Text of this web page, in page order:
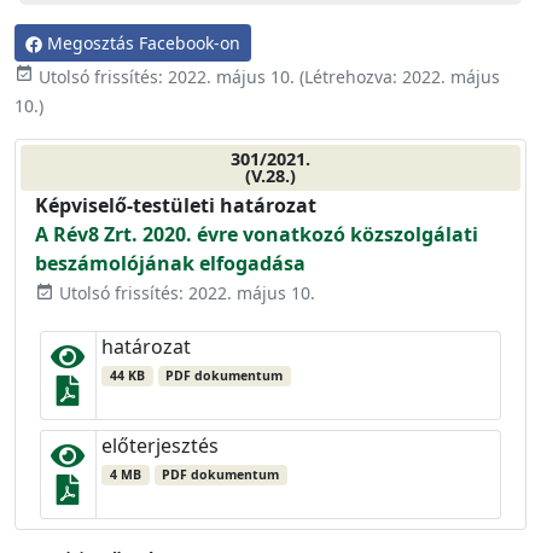
Megosztás Facebook-on
event_available Utolsó frissítés: 2022. május 10. (Létrehozva: 2022. május
10.)
301/2021.
(V.28.)
Képviselő-testületi határozat
A Rév8 Zrt. 2020. évre vonatkozó közszolgálati
beszámolójának elfogadása
event_available Utolsó frissítés: 2022. május 10.
határozat
44 KB PDF dokumentum
előterjesztés
4 MB PDF dokumentum